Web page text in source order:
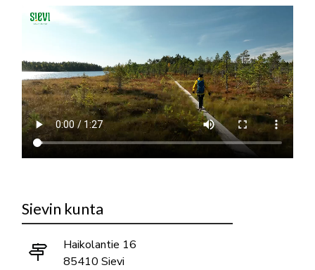
Sievin kunta
Haikolantie 16
85410 Sievi